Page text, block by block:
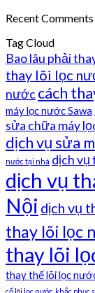
Recent Comments
Tag Cloud
Bao lâu phải
thay lõi lọc
nước cách
máy lọc nước Sawa
sửa chữa máy
dịch vụ sửa
nước tại nhà dịch vụ
dịch vụ
Nội dịch vụ
thay lõi lọc
thay lõi
thay thế lõi lọc
cố lõi lọc nước khắc phục